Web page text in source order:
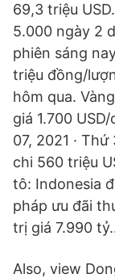
69,3 triệu
5.000 ngày 2
phiên sáng
triệu đồng/
hôm qua.
giá 1.700
07, 2021 ·
chi 560 triệu
tô: Indonesia
pháp ưu đãi
trị giá 7.990
Also, view